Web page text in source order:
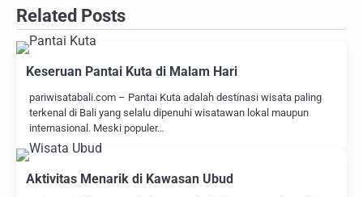
Related Posts
Keseruan Pantai Kuta di Malam Hari
pariwisatabali.com – Pantai Kuta adalah destinasi wisata paling
terkenal di Bali yang selalu dipenuhi wisatawan lokal maupun
internasional. Meski populer…
Aktivitas Menarik di Kawasan Ubud